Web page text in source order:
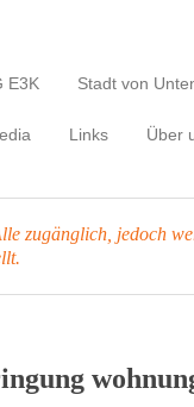
E3K Stadt von
Links Über
zugänglich, jedoch